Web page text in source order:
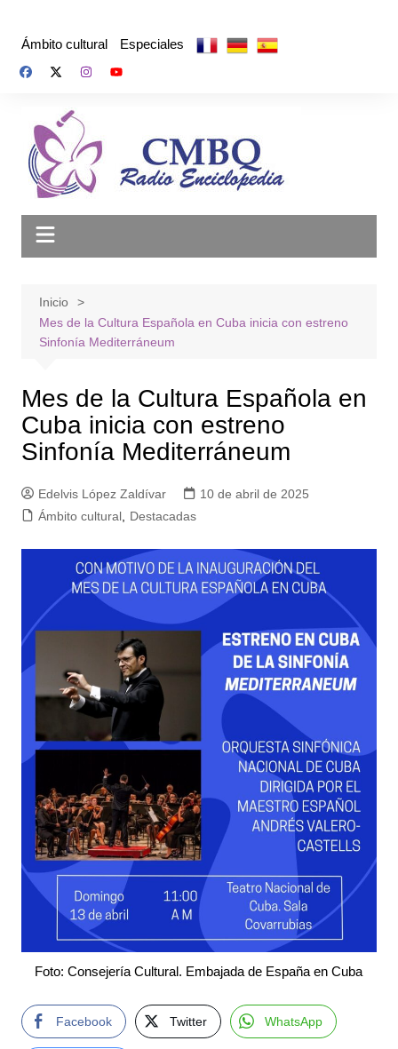
Ámbito cultural Especiales
Inicio
Mes de la Cultura Española en Cuba inicia con estreno
Sinfonía Mediterráneum
Mes de la Cultura Española en
Cuba inicia con estreno
Sinfonía Mediterráneum
Edelvis López Zaldívar
10 de abril de 2025
Ámbito cultural, Destacadas
Foto: Consejería Cultural. Embajada de España en Cuba
Facebook Twitter WhatsApp